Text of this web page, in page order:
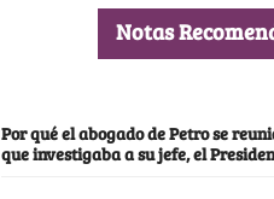
Notas
Por qué el abogado de Petro se
que investigaba a su jefe, el